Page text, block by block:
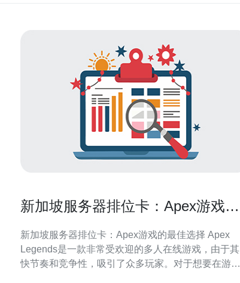
新加坡服务器排位卡：Apex游戏的
新加坡服务器排位卡：Apex游戏的最佳选择 Apex
Legends是一款非常受欢迎的多人在线游戏，由于其
快节奏和竞争性，吸引了众多玩家。对于想要在游戏